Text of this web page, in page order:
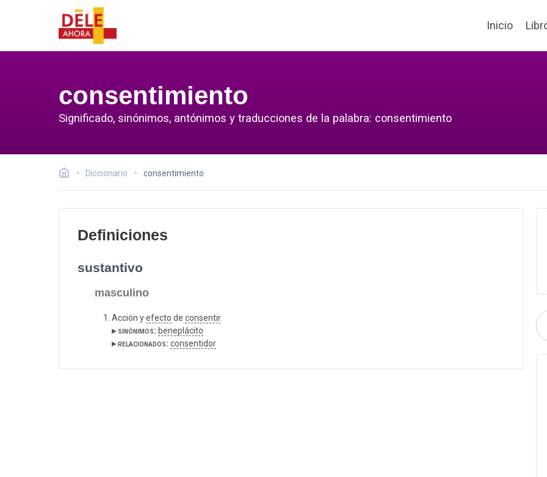
Inicio
consentimiento
Significado, sinónimos, antónimos y traducciones de la palabra: consentimiento
Diccionario consentimiento
Definiciones
sustantivo
masculino
Acción yefecto de consentir.
▸ sinónimos: beneplácito
▸ relacionados: consentidor